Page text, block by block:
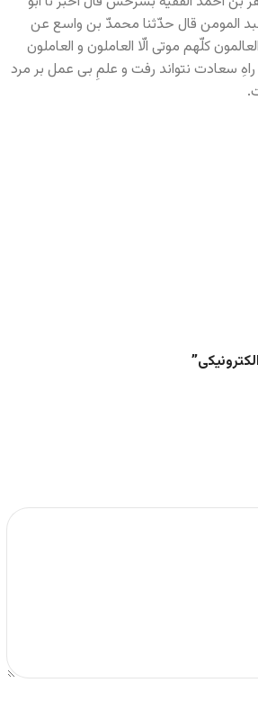
المومن قال حدّثنا محمدّ بن واسع عن
کلّهم موتی الّا العاملون و العاملون
سعادت نتواند رفت و علمِ بی عمل بر مرد